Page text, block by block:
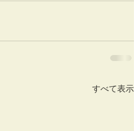
すべて表示